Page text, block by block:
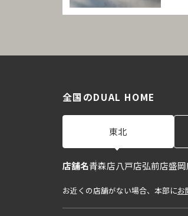
全国のDUAL HOME
東北
店舗名青森店八戸店弘前店盛岡
お近くの店舗がない場合、本部にお